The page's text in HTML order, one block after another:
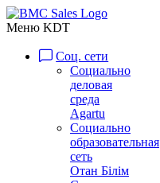
Меню KDT
Соц. сети
Социально
деловая
среда
Agartu
Социально
образовательная
сеть
Отан Бiлiм